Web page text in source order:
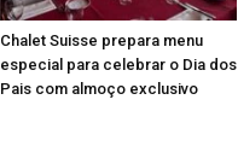
Chalet Suisse prepara menu
especial para celebrar o Dia dos
Pais com almoço exclusivo